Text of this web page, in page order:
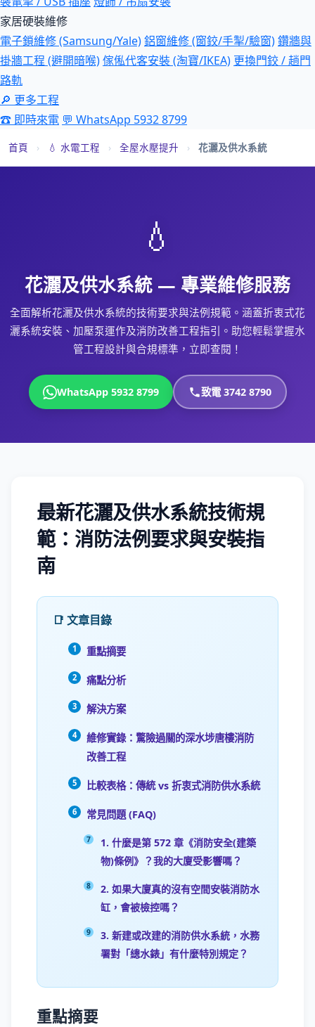
家居硬裝維修
電子鎖維修 (Samsung/Yale)鋁窗維修 (窗鉸/手掣/驗窗)鑽牆與
掛牆工程 (避開暗喉)傢俬代客安裝 (淘寶/IKEA) 更換門鉸 / 趟門
路軌
🔎 更多工程
☎ 即時來電 💬 WhatsApp 5932 8799
首頁 › 💧 水電工程 › 全屋水壓提升 › 花灑及供水系統
💧
花灑及供水系統 — 專業維修服務
全面解析花灑及供水系統的技術要求與法例規範。涵蓋折衷式花
灑系統安裝、加壓泵運作及消防改善工程指引。助您輕鬆掌握水
管工程設計與合規標準，立即查閱！
WhatsApp 5932 8799 致電 3742 8790
最新花灑及供水系統技術規
範：消防法例要求與安裝指
南
📑 文章目錄
重點摘要
痛點分析
解決方案
維修實錄：驚險過關的深水埗唐樓消防
改善工程
比較表格：傳統 vs 折衷式消防供水系統
常見問題 (FAQ)
1. 什麼是第 572 章《消防安全(建築
物)條例》？我的大廈受影響嗎？
2. 如果大廈真的沒有空間安裝消防水
缸，會被檢控嗎？
3. 新建或改建的消防供水系統，水務
署對「總水錶」有什麼特別規定？
重點摘要